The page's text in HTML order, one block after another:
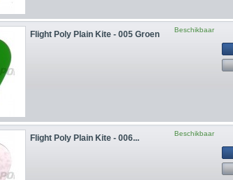
Beschikbaar
Flight Poly Plain Kite - 005 Groen
Beschikbaar
Flight Poly Plain Kite - 006...